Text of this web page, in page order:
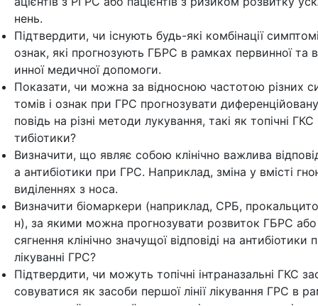
нень.
Підтвердити, чи існують будь-які комбінації
ознак, які прогнозують ГБРС в рамках первинної та
инної медичної допомоги.
Показати, чи можна за відносною частотою різних
томів і ознак при ГРС прогнозувати
повідь на різні методи лукування, такі як топічні ГКС
тибіотики?
Визначити, що являє собою клінічно важлива
а антибіотики при ГРС. Наприклад, зміна у вмісті
виділеннях з носа.
Визначити біомаркери (наприклад, СРБ,
н), за якими можна прогнозувати розвиток ГБРС
сягнення клінічно значущої відповіді на антибіотики
лікуванні ГРС?
Підтвердити, чи можуть топічні інтраназальні ГКС
совуватися як засоби першої лінії лікування ГРС в